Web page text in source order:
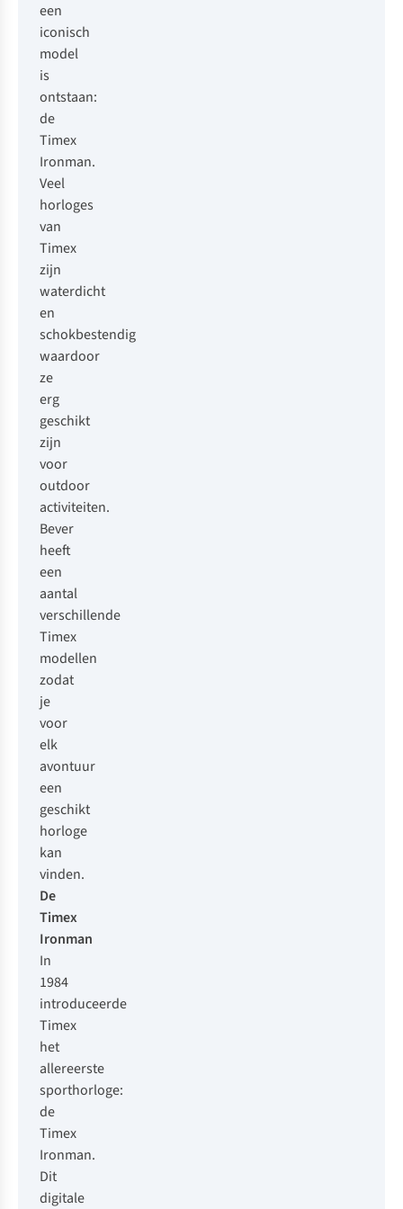
een
iconisch
model
is
ontstaan:
de
Timex
Ironman.
Veel
horloges
van
Timex
zijn
waterdicht
en
schokbestendig
waardoor
ze
erg
geschikt
zijn
voor
outdoor
activiteiten.
Bever
heeft
een
aantal
verschillende
Timex
modellen
zodat
je
voor
elk
avontuur
een
geschikt
horloge
kan
vinden.
De
Timex
Ironman
In
1984
introduceerde
Timex
het
allereerste
sporthorloge:
de
Timex
Ironman.
Dit
digitale